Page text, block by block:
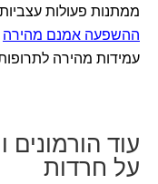
ממתנות פעולות
ההשפעה אמנם מהירה
עמידות מהירה
עוד
על חרדות